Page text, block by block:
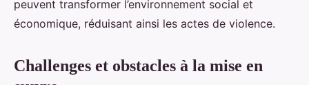
peuvent transformer l’environnement social et
économique, réduisant ainsi les actes de violence.
Challenges et obstacles à la mise en